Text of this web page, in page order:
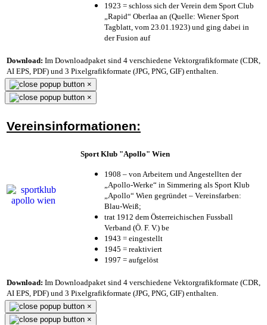
1923 = schloss sich der Verein dem Sport Club
„Rapid“ Oberlaa an (Quelle: Wiener Sport
Tagblatt, vom 23.01.1923) und ging dabei in
der Fusion auf
Download: Im Downloadpaket sind 4 verschiedene Vektorgrafikformate (CDR,
AI EPS, PDF) und 3 Pixelgrafikformate (JPG, PNG, GIF) enthalten.
×
×
Vereinsinformationen:
Sport Klub "Apollo" Wien
1908 – von Arbeitern und Angestellten der
„Apollo-Werke“ in Simmering als Sport Klub
„Apollo“ Wien gegründet – Vereinsfarben:
Blau-Weiß;
trat 1912 dem Österreichischen Fussball
Verband (Ö. F. V.) be
1943 = eingestellt
1945 = reaktiviert
1997 = aufgelöst
Download: Im Downloadpaket sind 4 verschiedene Vektorgrafikformate (CDR,
AI EPS, PDF) und 3 Pixelgrafikformate (JPG, PNG, GIF) enthalten.
×
×